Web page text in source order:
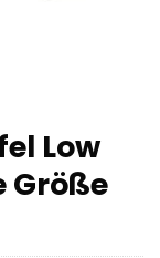
Low
Größe